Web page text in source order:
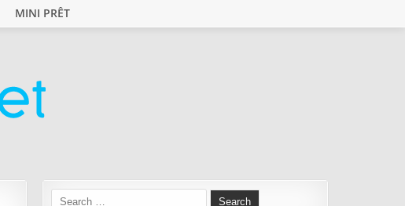
MINI PRÊT
Search for: